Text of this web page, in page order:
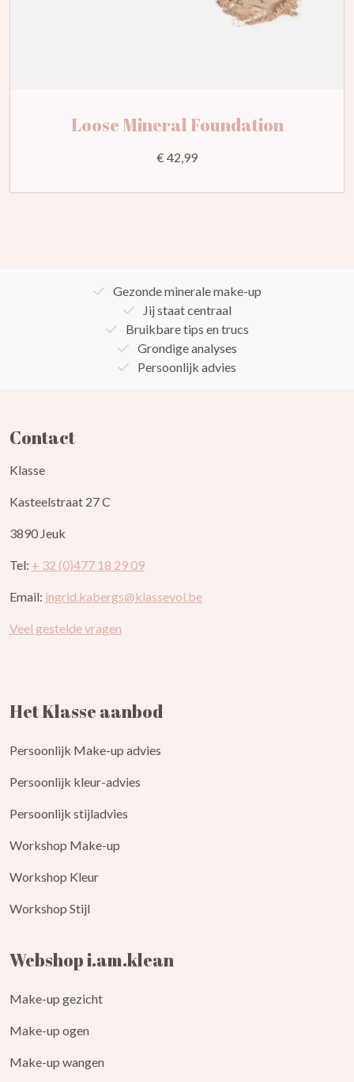
Loose Mineral Foundation
€ 42,99
Gezonde minerale make-up
Jij staat centraal
Bruikbare tips en trucs
Grondige analyses
Persoonlijk advies
Contact
Klasse
Kasteelstraat 27 C
3890 Jeuk
Tel: + 32 (0)477 18 29 09
Email: ingrid.kabergs@klassevol.be
Veel gestelde vragen
Het Klasse aanbod
Persoonlijk Make-up advies
Persoonlijk kleur-advies
Persoonlijk stijladvies
Workshop Make-up
Workshop Kleur
Workshop Stijl
Webshop i.am.klean
Make-up gezicht
Make-up ogen
Make-up wangen